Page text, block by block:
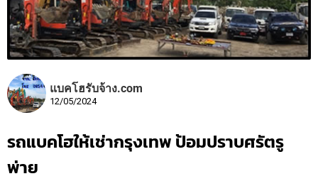
แบคโฮรับจ้าง.com
12/05/2024
รถแบคโฮให้เช่ากรุงเทพ ป้อมปราบศรัตรู
พ่าย